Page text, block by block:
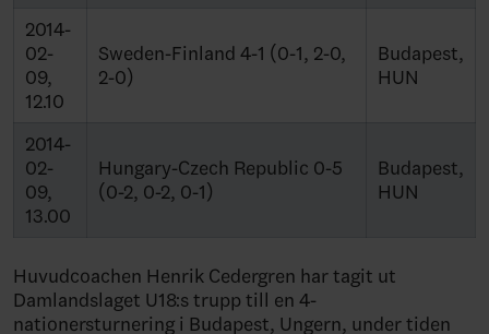
2014-
02-
09,
12.10
Sweden-Finland 4-1 (0-1, 2-0,
2-0)
Budapest,
HUN
2014-
02-
09,
13.00
Hungary-Czech Republic 0-5
(0-2, 0-2, 0-1)
Budapest,
HUN
Huvudcoachen Henrik Cedergren har tagit ut
Damlandslaget U18:s trupp till en 4-
nationersturnering i Budapest, Ungern, under tiden